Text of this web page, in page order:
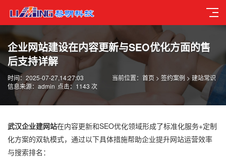
企业网站建设在内容更新与SEO优化方面的售
后支持详解
当前位置： 首页 > 签约案例 > 建站常识
时间：2025-07-27,14:27:03
信息来源：admin 点击：1143 次
武汉企业建网站在内容更新和SEO优化领域形成了标准化服务+定制
化方案的双轨模式，通过以下具体措施帮助企业提升网站运营效率
与搜索排名：